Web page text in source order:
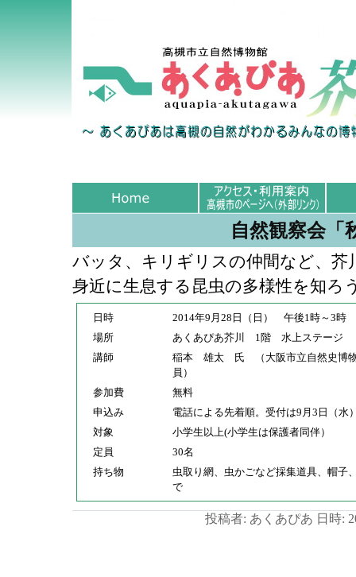
自然観察会「
バッタ、キリギリスの仲間など、芥
身近に生息する昆虫の多様性を知ろ
日時
2014年9月28日（日） 午後1時～3時
場所
あくあぴあ芥川 1階 水上ステージ
講師
稲本 雄太 氏 （大阪市立自然史博
員）
参加費
無料
申込み
電話による先着順。受付は9月3日（水
対象
小学生以上(小学生は保護者同伴）
定員
30名
持ち物
虫取り網、虫かごなど採集道具、帽子
で
投稿者: あくあぴあ 日時: